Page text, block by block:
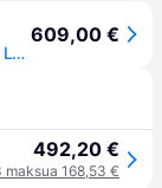
Bosch Epäkeskohiomakone GET 75-150, L-BOXX, hiomaverkko
609,00 €
492,20 €
maksua 168,53 €